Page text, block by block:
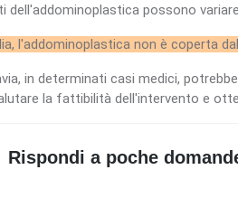
dell'addominoplastica possono
l'addominoplastica non è coperta
in determinati casi medici,
la fattibilità dell'intervento e
Rispondi a poche